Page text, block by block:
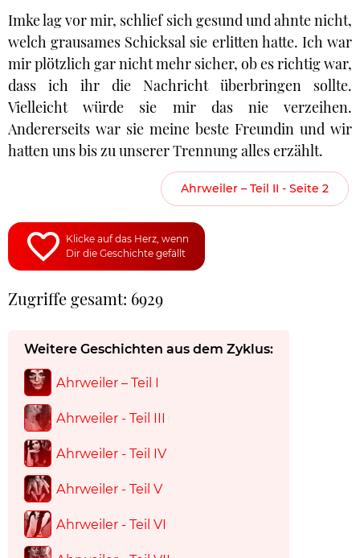
Imke lag vor mir, schlief sich gesund und ahnte nicht,
welch grausames Schicksal sie erlitten hatte. Ich war
mir plötzlich gar nicht mehr sicher, ob es richtig war,
dass ich ihr die Nachricht überbringen sollte.
Vielleicht würde sie mir das nie verzeihen.
Andererseits war sie meine beste Freundin und wir
hatten uns bis zu unserer Trennung alles erzählt.
Ahrweiler – Teil II - Seite 2
Klicke auf das Herz, wenn
Dir die Geschichte gefällt
Zugriffe gesamt: 6929
Weitere Geschichten aus dem Zyklus:
Ahrweiler – Teil I
Ahrweiler - Teil III
Ahrweiler - Teil IV
Ahrweiler - Teil V
Ahrweiler - Teil VI